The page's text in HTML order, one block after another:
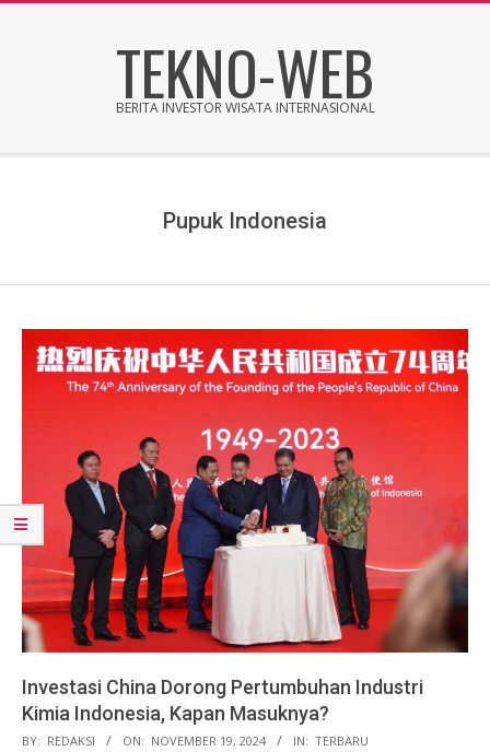
TEKNO-WEB
BERITA INVESTOR WISATA INTERNASIONAL
Pupuk Indonesia
Investasi China Dorong Pertumbuhan Industri
Kimia Indonesia, Kapan Masuknya?
2024-
BY: REDAKSI ON: NOVEMBER 19, 2024 IN: TERBARU